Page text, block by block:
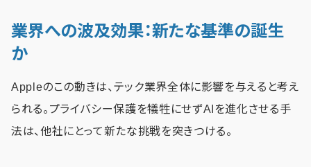
業界への波及効果：新たな基準の誕生
か
Appleのこの動きは、テック業界全体に影響を与えると考え
られる。プライバシー保護を犠牲にせずAIを進化させる手
法は、他社にとって新たな挑戦を突きつける。